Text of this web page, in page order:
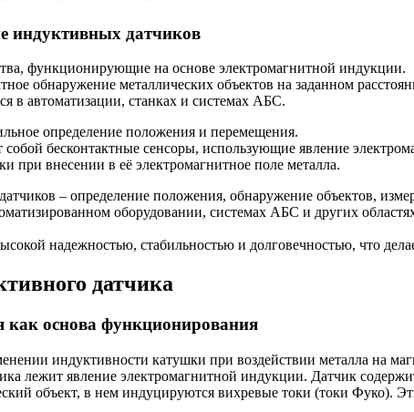
индуктивных датчиков
функционирующие на основе электромагнитной индукции.
обнаружение металлических объектов на заданном
в автоматизации, станках и системах АБС.
определение положения и перемещения.
бесконтактные сенсоры, использующие явление
при внесении в её электромагнитное поле металла.
– определение положения, обнаружение объектов,
оборудовании, системах АБС и других
надежностью, стабильностью и долговечностью, что
датчика
как основа функционирования
индуктивности катушки при воздействии металла на
лежит явление электромагнитной индукции. Датчик
объект, в нем индуцируются вихревые токи (токи Фуко).